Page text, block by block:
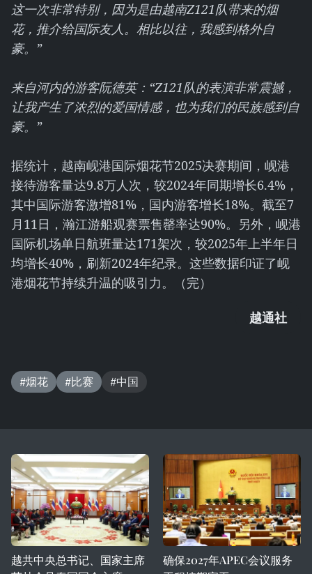
这一次非常特别，因为是由越南Z121队带来的烟
花，推介给国际友人。相比以往，我感到格外自
豪。”
来自河内的游客阮德英：“Z121队的表演非常震撼，
让我产生了浓烈的爱国情感，也为我们的民族感到自
豪。”
据统计，越南岘港国际烟花节2025决赛期间，岘港
接待游客量达9.8万人次，较2024年同期增长6.4%，
其中国际游客激增81%，国内游客增长18%。截至7
月11日，瀚江游船观赛票售罄率达90%。另外，岘港
国际机场单日航班量达171架次，较2025年上半年日
均增长40%，刷新2024年纪录。这些数据印证了岘
港烟花节持续升温的吸引力。（完）
越通社
#烟花 #比赛 #中国
越共中央总书记、国家主席
确保2027年APEC会议服务